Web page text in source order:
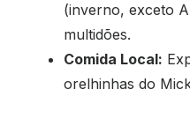
(inverno, exceto
multidões.
Comida Local:
orelhinhas do